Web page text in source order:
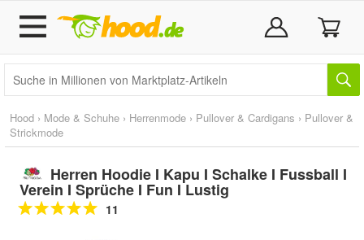
Hood › Mode & Schuhe › Herrenmode › Pullover & Cardigans › Pullover &
Strickmode
Herren Hoodie I Kapu I Schalke I Fussball I
Verein I Sprüche I Fun I Lustig
11